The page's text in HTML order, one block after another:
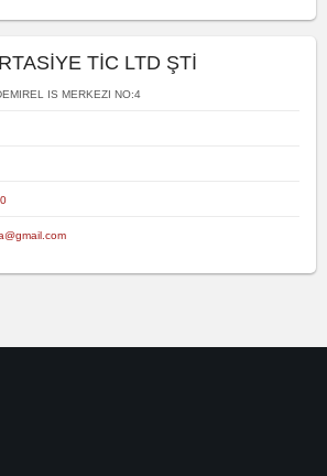
TİC LTD ŞTİ
IS MERKEZI NO:4